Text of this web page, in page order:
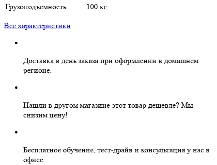
Грузоподъемность
100 кг
Все характеристики
Доставка в день заказа при оформлении в домашнем
регионе.
Нашли в другом магазине этот товар дешевле? Мы
снизим цену!
Бесплатное обучение, тест-драйв и консультация у нас в
офисе